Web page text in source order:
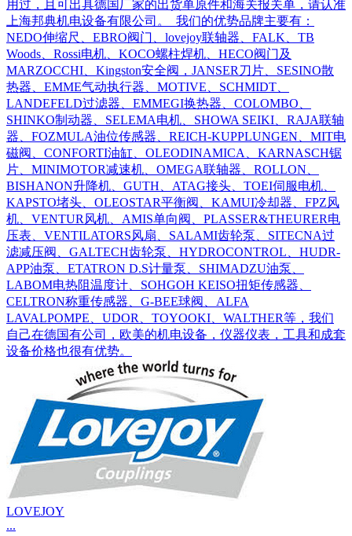
用过，且可出具德国厂家的出货单原件和海关报关单，请认准
上海邦典机电设备有限公司。 我们的优势品牌主要有：
NEDO伸缩尺、EBRO阀门、lovejoy联轴器、FALK、TB
Woods、Rossi电机、KOCO螺柱焊机、HECO阀门及
MARZOCCHI、Kingston安全阀，JANSER刀片、SESINO散
热器、EMME气动执行器、MOTIVE、SCHMIDT、
LANDEFELD过滤器、EMMEGI换热器、COLOMBO、
SHINKO制动器、SELEMA电机、SHOWA SEIKI、RAJA联轴
器、FOZMULA油位传感器、REICH-KUPPLUNGEN、MIT电
磁阀、CONFORTI油缸、OLEODINAMICA、KARNASCH锯
片、MINIMOTOR减速机、OMEGA联轴器、ROLLON、
BISHANON升降机、GUTH、ATAG接头、TOEI伺服电机、
KAPSTO堵头、OLEOSTAR平衡阀、KAMUI冷却器、FPZ风
机、VENTUR风机、AMIS单向阀、PLASSER&THEURER电
压表、VENTILATORS风扇、SALAMI齿轮泵、SITECNA过
滤减压阀、GALTECH齿轮泵、HYDROCONTROL、HUDR-
APP油泵、ETATRON D.S计量泵、SHIMADZU油泵、
LABOM电热阻温度计、SOHGOH KEISO扭矩传感器、
CELTRON称重传感器、G-BEE球阀、ALFA
LAVALPOMPE、UDOR、TOYOOKI、WALTHER等，我们
自己在德国有公司，欧美的机电设备，仪器仪表，工具和成套
设备价格也很有优势。
LOVEJOY
...